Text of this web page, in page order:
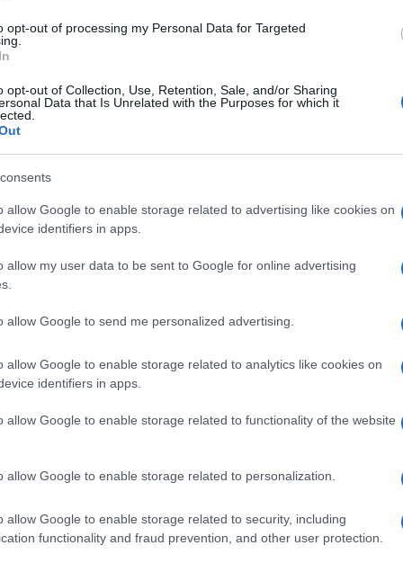
opt-out of processing my Personal Data for Targeted
opt-out of Collection, Use, Retention, Sale, and/or Sharing
Data that Is Unrelated with the Purposes for which it
allow Google to enable storage related to advertising like cookies on
identifiers in apps.
allow my user data to be sent to Google for online advertising
allow Google to send me personalized advertising.
allow Google to enable storage related to analytics like cookies on
identifiers in apps.
allow Google to enable storage related to functionality of the website
allow Google to enable storage related to personalization.
allow Google to enable storage related to security, including
functionality and fraud prevention, and other user protection.
cambios en esta fecha ni los habrá», lo que
hacerse a partir de ese día. ¿Qué opinas de esta
negociaciones son importantes, es esencial que
«Dirán que son firmes, pero no al 100%. Si nos
estaremos abiertos a ello», agregó Trump,
aunque con límites bien definidos.